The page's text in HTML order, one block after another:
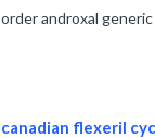
order androxal
canadian flexeril